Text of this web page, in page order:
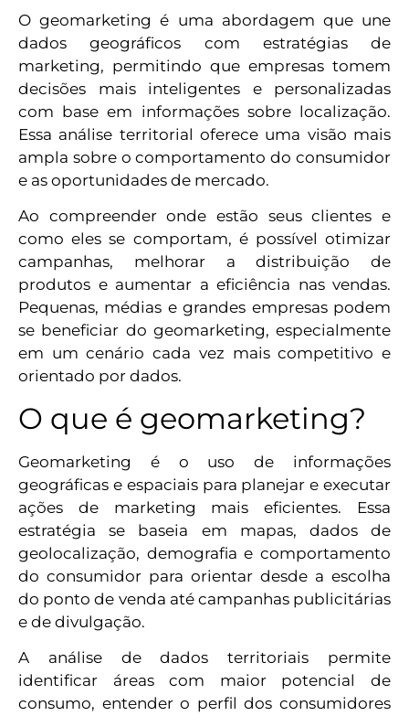
O geomarketing é uma abordagem que une
dados geográficos com estratégias de
marketing, permitindo que empresas tomem
decisões mais inteligentes e personalizadas
com base em informações sobre localização.
Essa análise territorial oferece uma visão mais
ampla sobre o comportamento do consumidor
e as oportunidades de mercado.
Ao compreender onde estão seus clientes e
como eles se comportam, é possível otimizar
campanhas, melhorar a distribuição de
produtos e aumentar a eficiência nas vendas.
Pequenas, médias e grandes empresas podem
se beneficiar do geomarketing, especialmente
em um cenário cada vez mais competitivo e
orientado por dados.
O que é geomarketing?
Geomarketing é o uso de informações
geográficas e espaciais para planejar e executar
ações de marketing mais eficientes. Essa
estratégia se baseia em mapas, dados de
geolocalização, demografia e comportamento
do consumidor para orientar desde a escolha
do ponto de venda até campanhas publicitárias
e de divulgação.
A análise de dados territoriais permite
identificar áreas com maior potencial de
consumo, entender o perfil dos consumidores